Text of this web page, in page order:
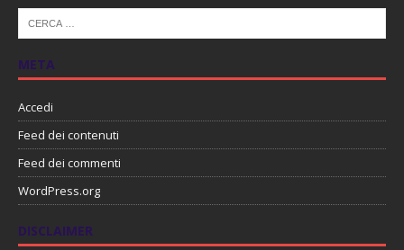
META
Accedi
Feed dei contenuti
Feed dei commenti
WordPress.org
DISCLAIMER